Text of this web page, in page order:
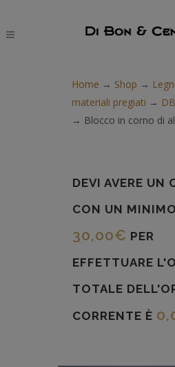
Home → Shop →
materiali pregiati →
→ Blocco in corno di
DEVI AVERE UN
CON UN
30,00€ PER
EFFETTUARE
TOTALE
CORRENTE È